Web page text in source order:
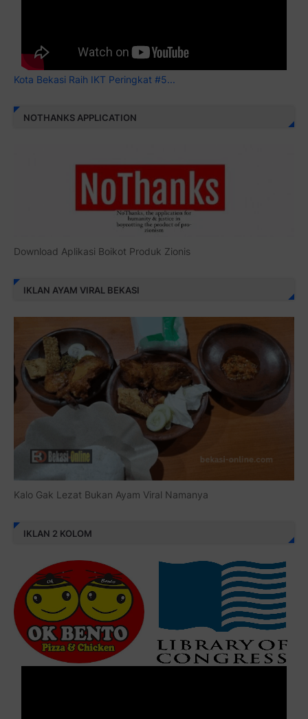
Kota Bekasi Raih IKT Peringkat #5...
NOTHANKS APPLICATION
Download Aplikasi Boikot Produk Zionis
IKLAN AYAM VIRAL BEKASI
Kalo Gak Lezat Bukan Ayam Viral Namanya
IKLAN 2 KOLOM